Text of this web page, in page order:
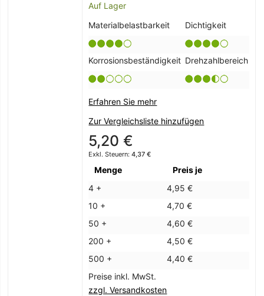
Auf Lager
Materialbelastbarkeit
Dichtigkeit
Korrosionsbeständigkeit Drehzahlbereich
Erfahren Sie mehr
Zur Vergleichsliste hinzufügen
5,20 €
4,37 €
Menge
Preis je
4 +
4,95 €
10 +
4,70 €
50 +
4,60 €
200 +
4,50 €
500 +
4,40 €
Preise inkl. MwSt.
zzgl. Versandkosten